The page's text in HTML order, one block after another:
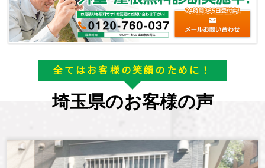
全てはお客様の笑顔のために！
埼玉県のお客様の声